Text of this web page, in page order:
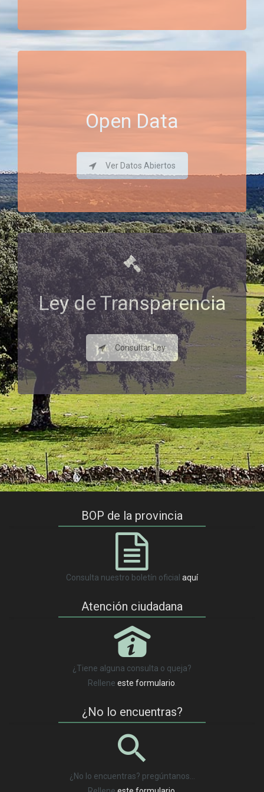
Open Data
Ver Datos Abiertos
Ley de Transparencia
Consultar Ley
BOP de la provincia
Consulta nuestro boletín oficial aquí
Atención ciudadana
P
¿Tiene alguna consulta o queja?
Rellene este formulario
¿No lo encuentras?
¿No lo encuentras? pregúntanos…